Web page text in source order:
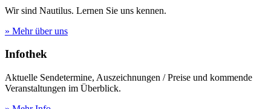
Wir sind Nautilus. Lernen Sie uns kennen.
» Mehr über uns
Infothek
Aktuelle Sendetermine, Auszeichnungen / Preise und kommende
Veranstaltungen im Überblick.